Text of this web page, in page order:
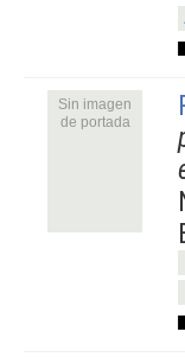
Sin imagen
de portada